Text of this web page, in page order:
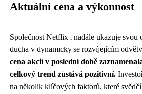
Aktuální cena a výkonnost
Společnost Netflix i nadále ukazuje svou
ducha v dynamicky se rozvíjejícím
cena akcií v poslední době
celkový trend zůstává pozitivní.
na několik klíčových faktorů, které